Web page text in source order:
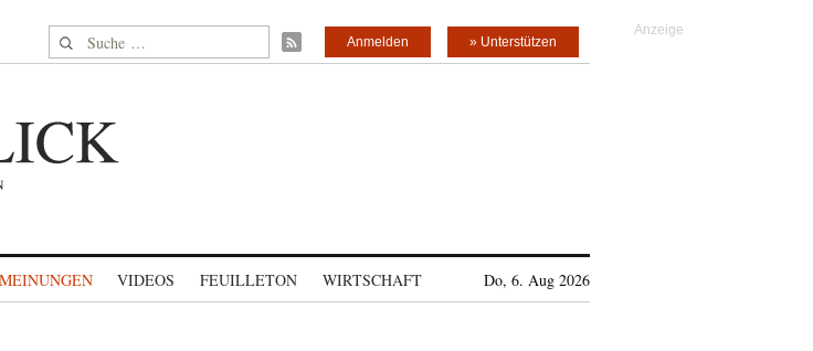
Suche nach: » Unterstützen
Anmelden
MEINUNGEN VIDEOS FEUILLETON WIRTSCHAFT Do, 6. Aug 2026